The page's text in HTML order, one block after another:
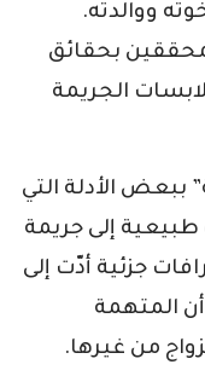
ووالدته.
بحقائق
الجريمة
الأدلة التي
إلى جريمة
جزئية أدّت إلى
المتهمة
من غيرها.